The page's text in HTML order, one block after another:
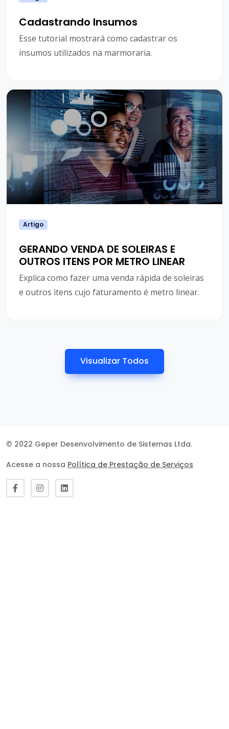
Cadastrando Insumos
Esse tutorial mostrará como cadastrar os
insumos utilizados na marmoraria.
Artigo
GERANDO VENDA DE SOLEIRAS E
OUTROS ITENS POR METRO LINEAR
Explica como fazer uma venda rápida de soleiras
e outros itens cujo faturamento é metro linear.
Visualizar Todos
© 2022 Geper Desenvolvimento de Sistemas Ltda.
Acesse a nossa Política de Prestação de Serviços